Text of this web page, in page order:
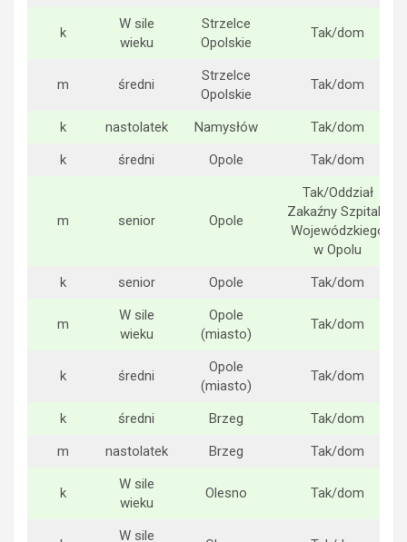
k
W sile
wieku
Strzelce
Opolskie
Tak/dom
m średni
Strzelce
Opolskie
Tak/dom
k nastolatek Namysłów
Tak/dom
k
średni Opole Tak/dom
m senior Opole
Tak/Oddział
Zakaźny Szpitala
Wojewódzkiego
w Opolu
k
senior Opole Tak/dom
m
W sile
wieku
Opole
(miasto)
Tak/dom
k średni
Opole
(miasto)
Tak/dom
k średni Brzeg
Tak/dom
m
nastolatek Brzeg Tak/dom
k
W sile
wieku
Olesno Tak/dom
W sile